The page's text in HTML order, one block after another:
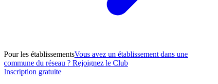
Pour les établissementsVous avez un établissement dans une
commune du réseau ? Rejoignez le Club
Inscription gratuite